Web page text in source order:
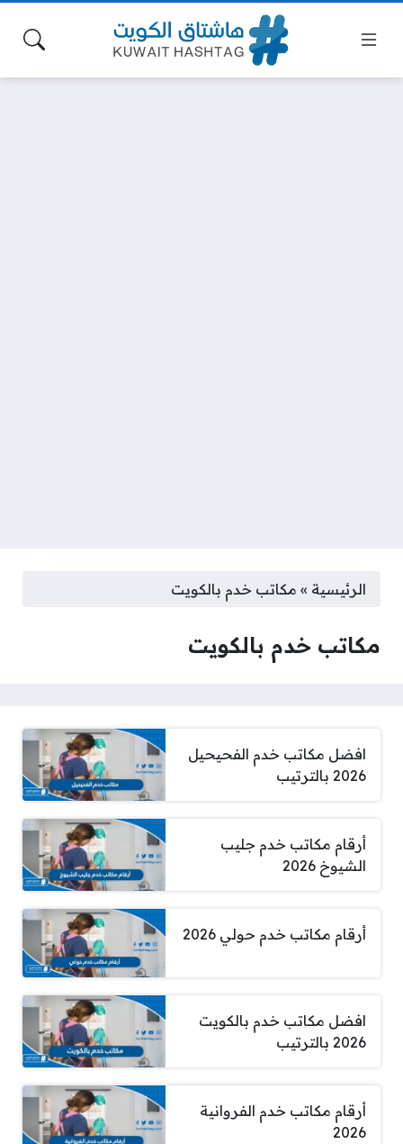
الرئيسية » مكاتب خدم بالكويت
مكاتب خدم بالكويت
افضل مكاتب خدم الفحيحيل
2026 بالترتيب
أرقام مكاتب خدم جليب
الشيوخ 2026
أرقام مكاتب خدم حولي 2026
افضل مكاتب خدم بالكويت
2026 بالترتيب
أرقام مكاتب خدم الفروانية
2026